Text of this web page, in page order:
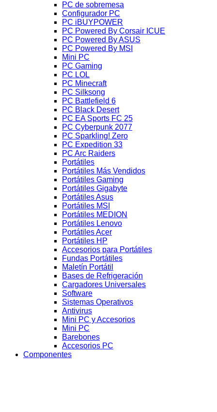
PC de sobremesa
Configurador PC
PC iBUYPOWER
PC Powered By Corsair ICUE
PC Powered By ASUS
PC Powered By MSI
Mini PC
PC Gaming
PC LOL
PC Minecraft
PC Silksong
PC Battlefield 6
PC Black Desert
PC EA Sports FC 25
PC Cyberpunk 2077
PC Sparkling! Zero
PC Expedition 33
PC Arc Raiders
Portátiles
Portátiles Más Vendidos
Portátiles Gaming
Portátiles Gigabyte
Portátiles Asus
Portátiles MSI
Portátiles MEDION
Portátiles Lenovo
Portátiles Acer
Portátiles HP
Accesorios para Portátiles
Fundas Portátiles
Maletín Portátil
Bases de Refrigeración
Cargadores Universales
Software
Sistemas Operativos
Antivirus
Mini PC y Accesorios
Mini PC
Barebones
Accesorios PC
Componentes